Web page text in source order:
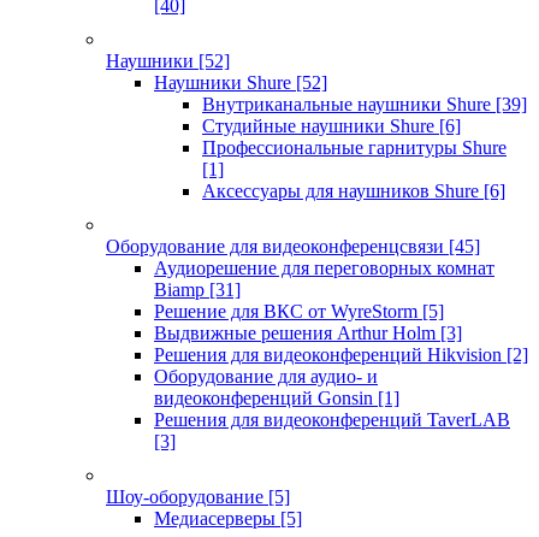
[40]
Наушники [52]
Наушники Shure [52]
Внутриканальные наушники Shure [39]
Студийные наушники Shure [6]
Профессиональные гарнитуры Shure
[1]
Аксессуары для наушников Shure [6]
Оборудование для видеоконференцсвязи [45]
Аудиорешение для переговорных комнат
Biamp [31]
Решение для ВКС от WyreStorm [5]
Выдвижные решения Arthur Holm [3]
Решения для видеоконференций Hikvision [2]
Оборудование для аудио- и
видеоконференций Gonsin [1]
Решения для видеоконференций TaverLAB
[3]
Шоу-оборудование [5]
Медиасерверы [5]